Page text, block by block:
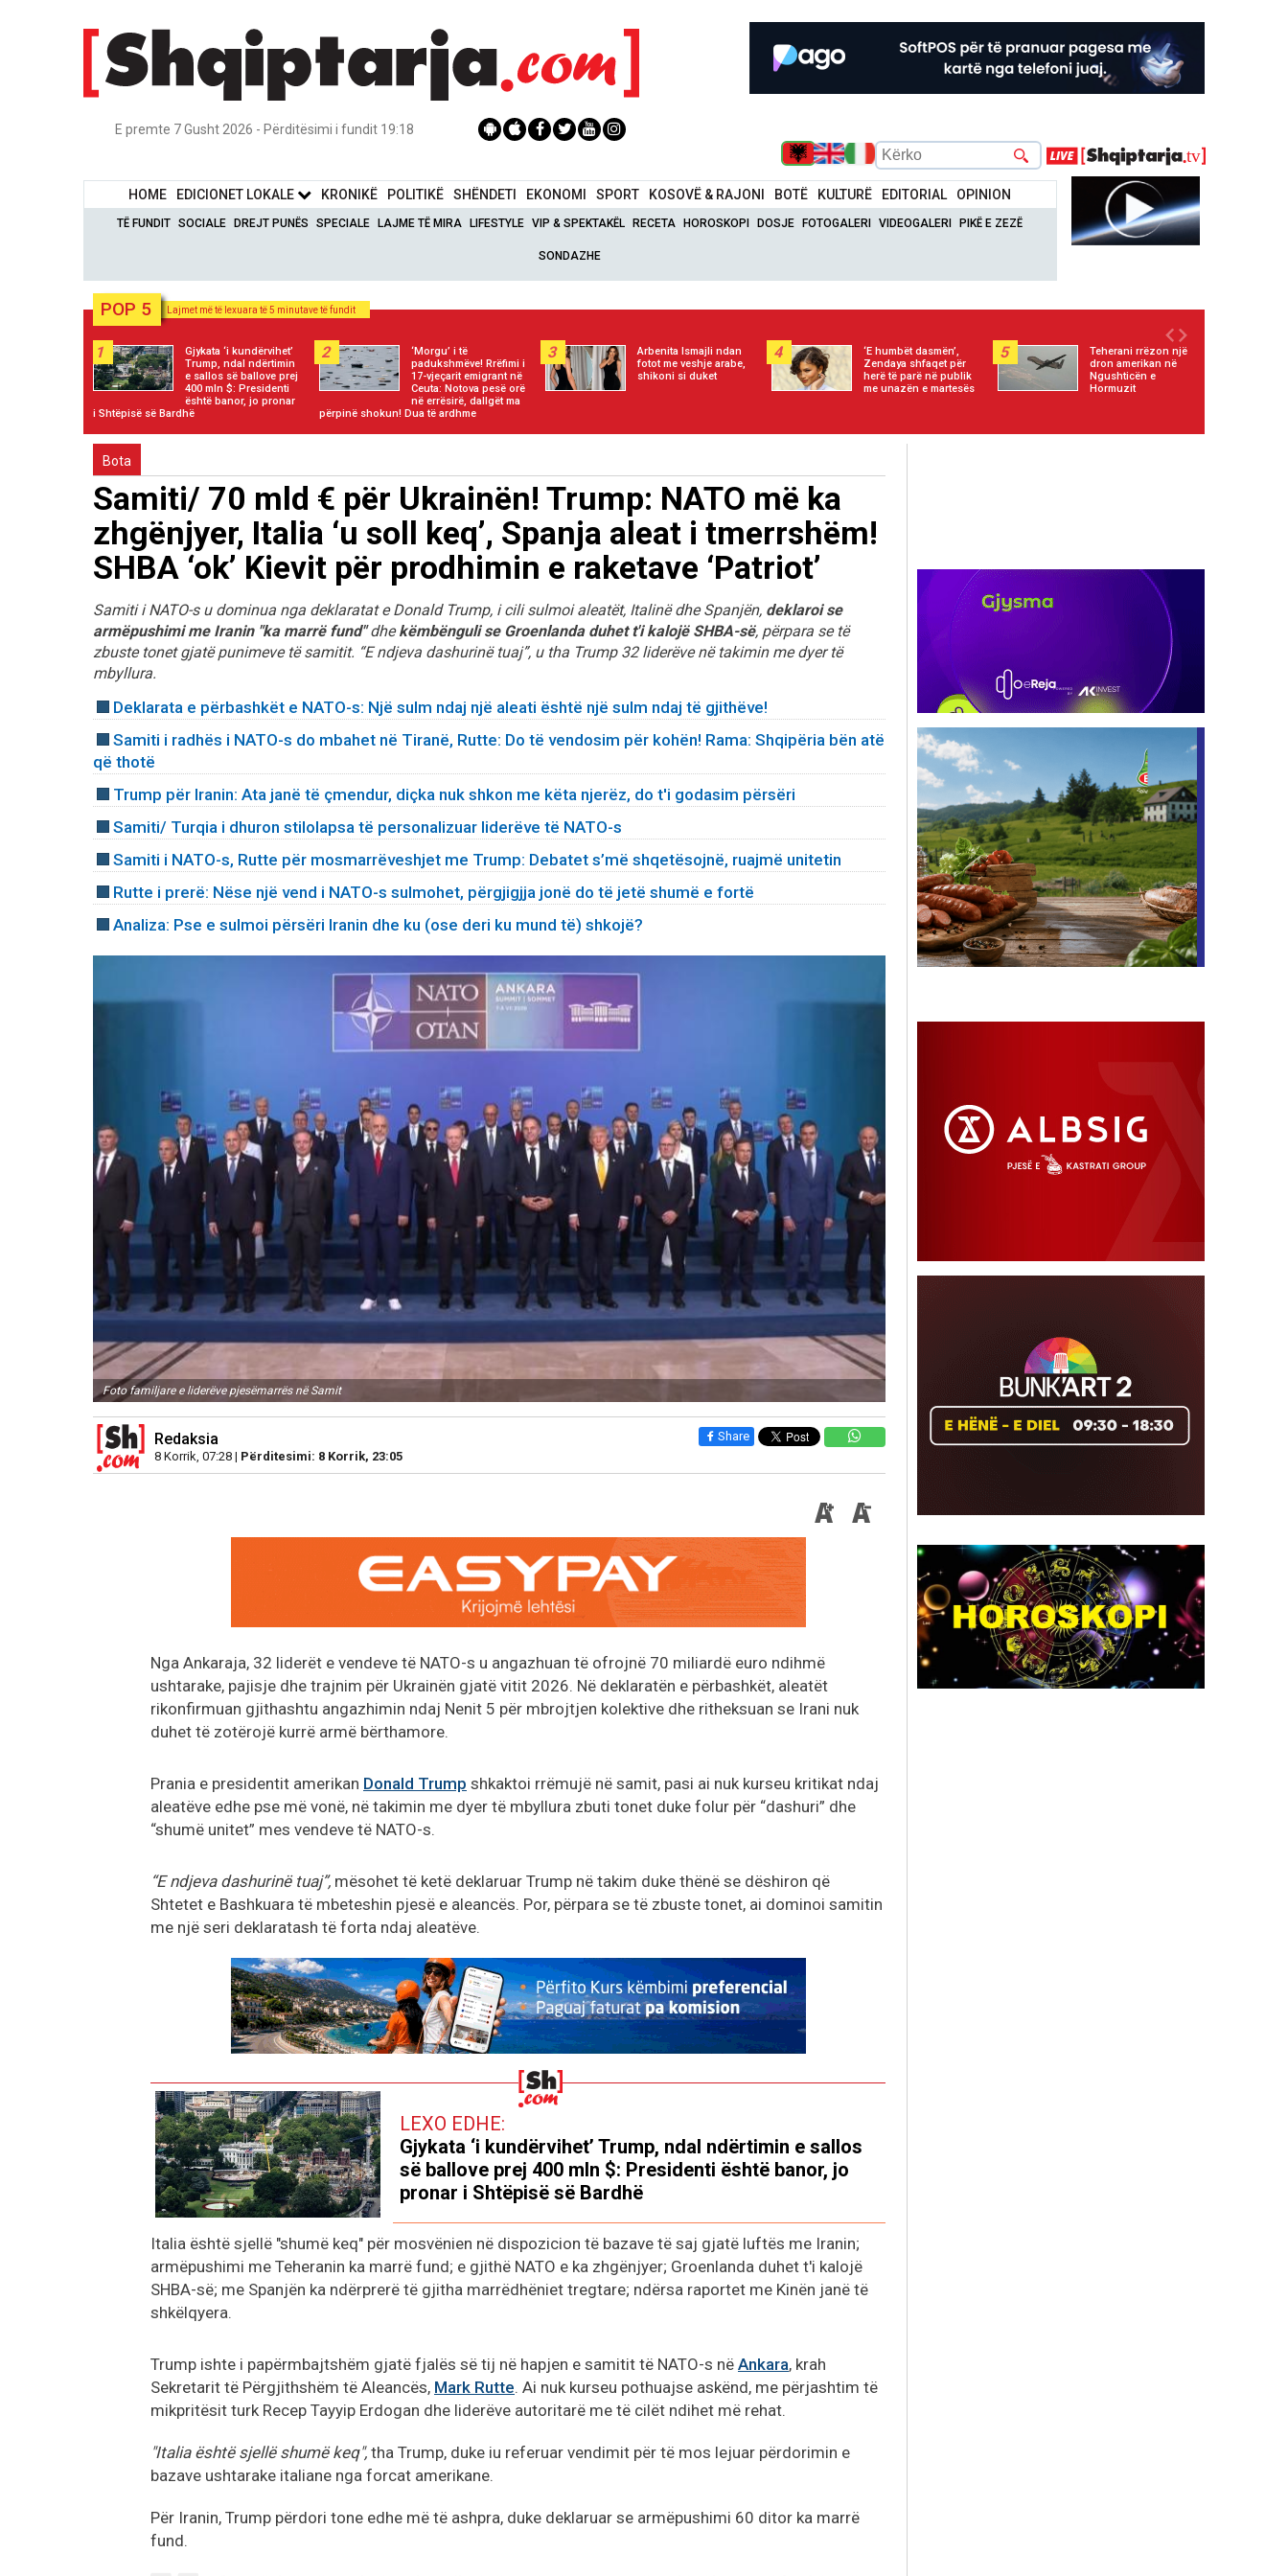
E premte 7 Gusht 2026 - Përditësimi i fundit 19:18
HOME EDICIONET LOKALE KRONIKË POLITIKË SHËNDETI EKONOMI SPORT KOSOVË & RAJONI BOTË KULTURË EDITORIAL OPINION
TË FUNDIT SOCIALE DREJT PUNËS SPECIALE LAJME TË MIRA LIFESTYLE VIP & SPEKTAKËL RECETA HOROSKOPI DOSJE FOTOGALERI VIDEOGALERI PIKË E ZEZË
SONDAZHE
POP 5 Lajmet më të lexuara të 5 minutave të fundit
1
Gjykata ‘i kundërvihet’
Trump, ndal ndërtimin
e sallos së ballove prej
400 mln $: Presidenti
është banor, jo pronar
i Shtëpisë së Bardhë
2
‘Morgu’ i të
padukshmëve! Rrëfimi i
17-vjeçarit emigrant në
Ceuta: Notova pesë orë
në errësirë, dallgët ma
përpinë shokun! Dua të ardhme
3
Arbenita Ismajli ndan
fotot me veshje arabe,
shikoni si duket
4
‘E humbët dasmën’,
Zendaya shfaqet për
herë të parë në publik
me unazën e martesës
5
Teherani rrëzon një
dron amerikan në
Ngushticën e
Hormuzit
Bota
Samiti/ 70 mld € për Ukrainën! Trump: NATO më ka
zhgënjyer, Italia ‘u soll keq’, Spanja aleat i tmerrshëm!
SHBA ‘ok’ Kievit për prodhimin e raketave ‘Patriot’
Samiti i NATO-s u dominua nga deklaratat e Donald Trump, i cili sulmoi aleatët, Italinë dhe Spanjën, deklaroi se
armëpushimi me Iranin "ka marrë fund"dhekëmbënguli se Groenlanda duhet t'i kalojë SHBA-së, përpara se të
zbuste tonet gjatë punimeve të samitit. “E ndjeva dashurinë tuaj”, u tha Trump 32 liderëve në takimin me dyer të
mbyllura.
Deklarata e përbashkët e NATO-s: Një sulm ndaj një aleati është një sulm ndaj të gjithëve!
Samiti i radhës i NATO-s do mbahet në Tiranë, Rutte: Do të vendosim për kohën! Rama: Shqipëria bën atë
që thotë
Trump për Iranin: Ata janë të çmendur, diçka nuk shkon me këta njerëz, do t'i godasim përsëri
Samiti/ Turqia i dhuron stilolapsa të personalizuar liderëve të NATO-s
Samiti i NATO-s, Rutte për mosmarrëveshjet me Trump: Debatet s’më shqetësojnë, ruajmë unitetin
Rutte i prerë: Nëse një vend i NATO-s sulmohet, përgjigjja jonë do të jetë shumë e fortë
Analiza: Pse e sulmoi përsëri Iranin dhe ku (ose deri ku mund të) shkojë?
Foto familjare e liderëve pjesëmarrës në Samit
Redaksia
8 Korrik, 07:28 | Përditesimi: 8 Korrik, 23:05
Share
Nga Ankaraja, 32 liderët e vendeve të NATO-s u angazhuan të ofrojnë 70 miliardë euro ndihmë
ushtarake, pajisje dhe trajnim për Ukrainën gjatë vitit 2026. Në deklaratën e përbashkët, aleatët
rikonfirmuan gjithashtu angazhimin ndaj Nenit 5 për mbrojtjen kolektive dhe ritheksuan se Irani nuk
duhet të zotërojë kurrë armë bërthamore.
Prania e presidentit amerikan Donald Trump shkaktoi rrëmujë në samit, pasi ai nuk kurseu kritikat ndaj
aleatëve edhe pse më vonë, në takimin me dyer të mbyllura zbuti tonet duke folur për “dashuri” dhe
“shumë unitet” mes vendeve të NATO-s.
“E ndjeva dashurinë tuaj”, mësohet të ketë deklaruar Trump në takim duke thënë se dëshiron që
Shtetet e Bashkuara të mbeteshin pjesë e aleancës. Por, përpara se të zbuste tonet, ai dominoi samitin
me një seri deklaratash të forta ndaj aleatëve.
LEXO EDHE:
Gjykata ‘i kundërvihet’ Trump, ndal ndërtimin e sallos
së ballove prej 400 mln $: Presidenti është banor, jo
pronar i Shtëpisë së Bardhë
Italia është sjellë "shumë keq" për mosvënien në dispozicion të bazave të saj gjatë luftës me Iranin;
armëpushimi me Teheranin ka marrë fund; e gjithë NATO e ka zhgënjyer; Groenlanda duhet t'i kalojë
SHBA-së; me Spanjën ka ndërprerë të gjitha marrëdhëniet tregtare; ndërsa raportet me Kinën janë të
shkëlqyera.
Trump ishte i papërmbajtshëm gjatë fjalës së tij në hapjen e samitit të NATO-s në Ankara, krah
Sekretarit të Përgjithshëm të Aleancës, Mark Rutte. Ai nuk kurseu pothuajse askënd, me përjashtim të
mikpritësit turk Recep Tayyip Erdogan dhe liderëve autoritarë me të cilët ndihet më rehat.
"Italia është sjellë shumë keq", tha Trump, duke iu referuar vendimit për të mos lejuar përdorimin e
bazave ushtarake italiane nga forcat amerikane.
Për Iranin, Trump përdori tone edhe më të ashpra, duke deklaruar se armëpushimi 60 ditor ka marrë
fund.